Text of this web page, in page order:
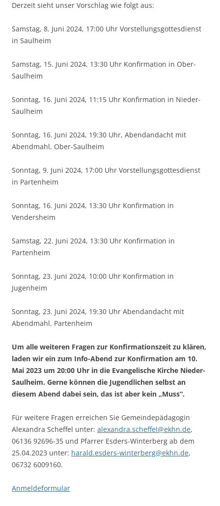
Derzeit sieht unser Vorschlag wie folgt aus:
Samstag, 8. Juni 2024, 17:00 Uhr Vorstellungsgottesdienst
in Saulheim
Samstag, 15. Juni 2024, 13:30 Uhr Konfirmation in Ober-
Saulheim
Sonntag, 16. Juni 2024, 11:15 Uhr Konfirmation in Nieder-
Saulheim
Sonntag, 16. Juni 2024, 19:30 Uhr, Abendandacht mit
Abendmahl, Ober-Saulheim
Sonntag, 9. Juni 2024, 17:00 Uhr Vorstellungsgottesdienst
in Partenheim
Sonntag, 16. Juni 2024, 13:30 Uhr Konfirmation in
Vendersheim
Samstag, 22. Juni 2024, 13:30 Uhr Konfirmation in
Partenheim
Sonntag, 23. Juni 2024, 10:00 Uhr Konfirmation in
Jugenheim
Sonntag, 23. Juni 2024, 19:30 Uhr Abendandacht mit
Abendmahl, Partenheim
Um alle weiteren Fragen zur Konfirmationszeit zu klären,
laden wir ein zum Info-Abend zur Konfirmation am 10.
Mai 2023 um 20:00 Uhr in die Evangelische Kirche Nieder-
Saulheim. Gerne können die Jugendlichen selbst an
diesem Abend dabei sein, das ist aber kein „Muss“.
Für weitere Fragen erreichen Sie Gemeindepädagogin
Alexandra Scheffel unter: alexandra.scheffel@ekhn.de,
06136 92696-35 und Pfarrer Esders-Winterberg ab dem
25.04.2023 unter: harald.esders-winterberg@ekhn.de,
06732 6009160.
Anmeldeformular